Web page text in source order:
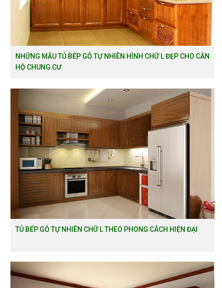
NHỮNG MẪU TỦ BẾP GỖ TỰ NHIÊN HÌNH CHỮ L ĐẸP CHO CĂN
HỘ CHUNG CƯ
TỦ BẾP GỖ TỰ NHIÊN CHỮ L THEO PHONG CÁCH HIỆN ĐẠI